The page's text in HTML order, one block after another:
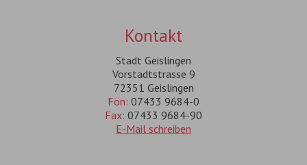
Kontakt
Stadt Geislingen
Vorstadtstrasse 9
72351 Geislingen
Fon: 07433 9684-0
Fax: 07433 9684-90
E-Mail schreiben